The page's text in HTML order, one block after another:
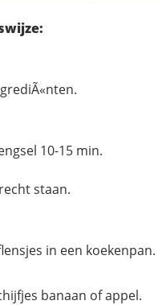
10-15 min.
staan.
in een koekenpan.
banaan of appel.